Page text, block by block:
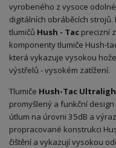
vyrobeného z vysoce
digitálních obráběcích
tlumičů Hush - Tac precizní
komponenty tlumiče Hush-
která vykazuje vysokou
výstřelů - vysokém zatížení.
Tlumiče Hush-Tac
promyšlený a funkční
útlum na úrovni 35dB a
propracované konstrukci
čištění a vykazují vysokou